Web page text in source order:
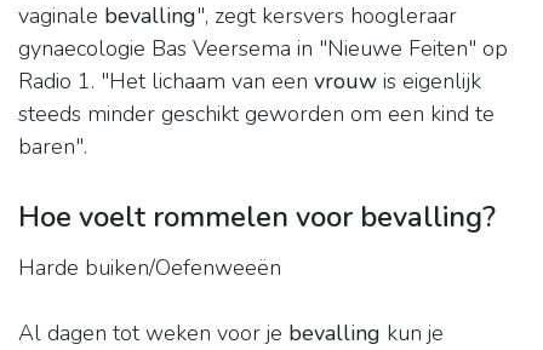
vaginale bevalling", zegt kersvers hoogleraar
gynaecologie Bas Veersema in "Nieuwe Feiten" op
Radio 1. "Het lichaam van een vrouw is eigenlijk
steeds minder geschikt geworden om een kind te
baren".
Hoe voelt rommelen voor bevalling?
Harde buiken/Oefenweeën
Al dagen tot weken voor je bevalling kun je